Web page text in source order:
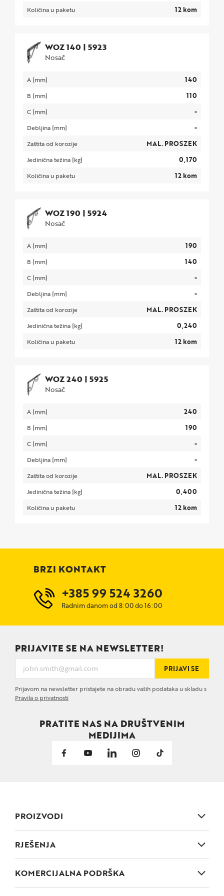
Količina u paketu 12 kom
WOZ 140 | 5923
Nosač
A [mm] 140
B [mm] 110
C [mm] -
Debljina [mm] -
Zaštita od korozije MAL. PROSZEK
Jedinična težina [kg] 0,170
Količina u paketu 12 kom
WOZ 190 | 5924
Nosač
A [mm] 190
B [mm] 140
C [mm] -
Debljina [mm] -
Zaštita od korozije MAL. PROSZEK
Jedinična težina [kg] 0,240
Količina u paketu 12 kom
WOZ 240 | 5925
Nosač
A [mm] 240
B [mm] 190
C [mm] -
Debljina [mm] -
Zaštita od korozije MAL. PROSZEK
Jedinična težina [kg] 0,400
Količina u paketu 12 kom
BRZI KONTAKT
+385 99 524 3260
Radnim danom od 8:00 do 16:00
PRIJAVITE SE NA NEWSLETTER!
PRIJAVI SE
Prijavom na newsletter pristajete na obradu vaših podataka u skladu s
Pravila o privatnosti
PRATITE NAS NA DRUŠTVENIM
MEDIJIMA
PROIZVODI
Elementi vrtne arhitekture
Šarke, zasuni
RJEŠENJA
KOMERCIJALNA PODRŠKA